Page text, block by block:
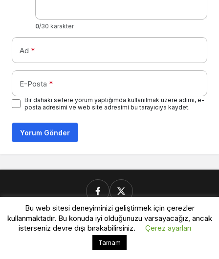
0/30 karakter
Ad *
E-Posta *
Bir dahaki sefere yorum yaptığımda kullanılmak üzere adımı, e-
posta adresimi ve web site adresimi bu tarayıcıya kaydet.
Yorum Gönder
Bu web sitesinde en iyi deneyimi yaşamanızı sağlamak
için çerezler kullanılmaktadır.
Donanimforum.com
Bu web sitesi deneyiminizi geliştirmek için çerezler
kullanmaktadır. Bu konuda iyi olduğunuzu varsayacağız, ancak
isterseniz devre dışı bırakabilirsiniz.
Çerez ayarları
Tamam